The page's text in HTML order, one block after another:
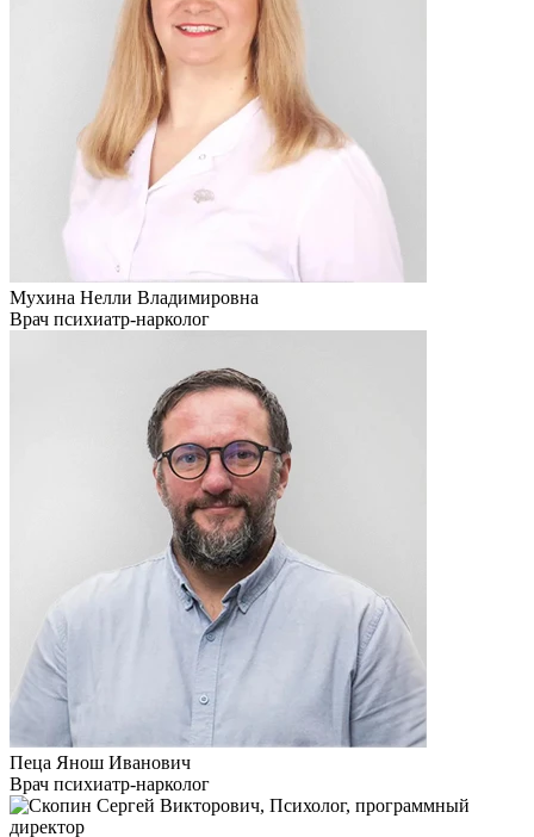
Мухина Нелли Владимировна
Врач психиатр-нарколог
Пеца Янош Иванович
Врач психиатр-нарколог